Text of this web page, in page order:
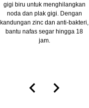
gigi biru untuk menghilangkan
noda dan plak gigi. Dengan
kandungan zinc dan anti-bakteri,
bantu nafas segar hingga 18
jam.